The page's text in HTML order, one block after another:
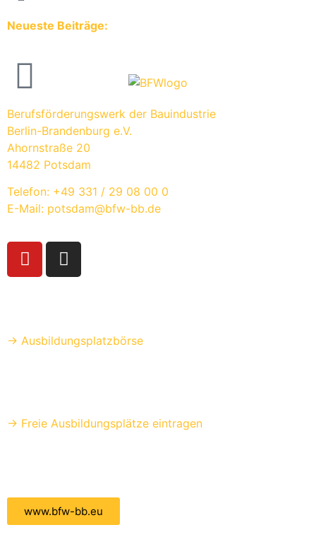
Neueste Beiträge:
Berufsförderungswerk der Bauindustrie
Berlin-Brandenburg e.V.
Ahornstraße 20
14482 Potsdam
Telefon: +49 331 / 29 08 00 0
E-Mail: potsdam@bfw-bb.de
→ Ausbildungsplatzbörse
→ Freie Ausbildungsplätze eintragen
www.bfw-bb.eu